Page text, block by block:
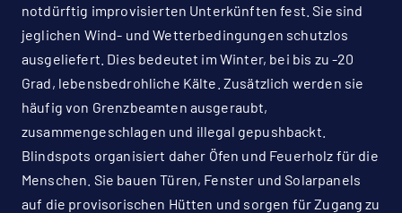
notdürftig improvisierten Unterkünften fest. Sie sind
jeglichen Wind- und Wetterbedingungen schutzlos
ausgeliefert. Dies bedeutet im Winter, bei bis zu -20
Grad, lebensbedrohliche Kälte. Zusätzlich werden sie
häufig von Grenzbeamten ausgeraubt,
zusammengeschlagen und illegal gepushbackt.
Blindspots organisiert daher Öfen und Feuerholz für die
Menschen. Sie bauen Türen, Fenster und Solarpanels
auf die provisorischen Hütten und sorgen für Zugang zu